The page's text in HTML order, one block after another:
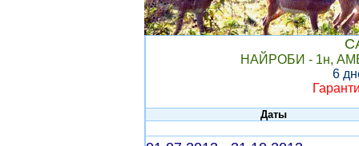
НАЙРОБИ - 1н,
6
Даты